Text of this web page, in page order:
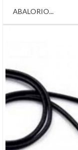
ABALORIO...